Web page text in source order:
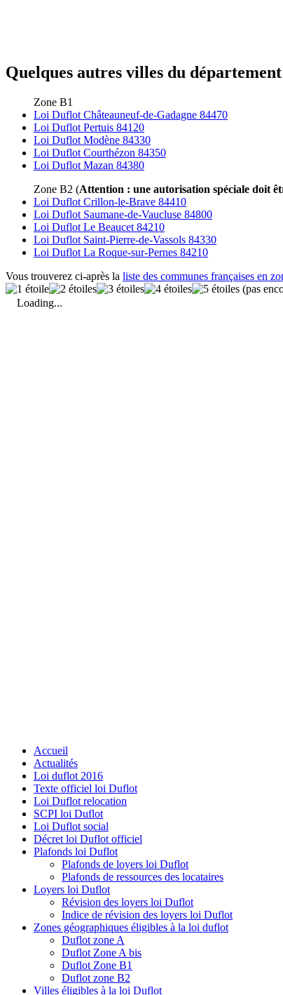
Quelques autres villes du
Zone B1
Loi Duflot Châteauneuf-de-Gadagne 84470
Loi Duflot Pertuis 84120
Loi Duflot Modène 84330
Loi Duflot Courthézon 84350
Loi Duflot Mazan 84380
Zone B2 (Attention : une autorisation spéciale doit
Loi Duflot Crillon-le-Brave 84410
Loi Duflot Saumane-de-Vaucluse 84800
Loi Duflot Le Beaucet 84210
Loi Duflot Saint-Pierre-de-Vassols 84330
Loi Duflot La Roque-sur-Pernes 84210
Vous trouverez ci-après la liste des communes françaises en
(pas
Loading...
Accueil
Actualités
Loi duflot 2016
Texte officiel loi Duflot
Loi Duflot relocation
SCPI loi Duflot
Loi Duflot social
Décret loi Duflot officiel
Plafonds loi Duflot
Plafonds de loyers loi Duflot
Plafonds de ressources des locataires
Loyers loi Duflot
Révision des loyers loi Duflot
Indice de révision des loyers loi Duflot
Zones géographiques éligibles à la loi duflot
Duflot zone A
Duflot Zone A bis
Duflot Zone B1
Duflot zone B2
Villes éligibles à la loi Duflot